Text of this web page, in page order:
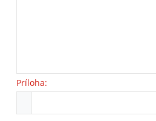
Príloha: